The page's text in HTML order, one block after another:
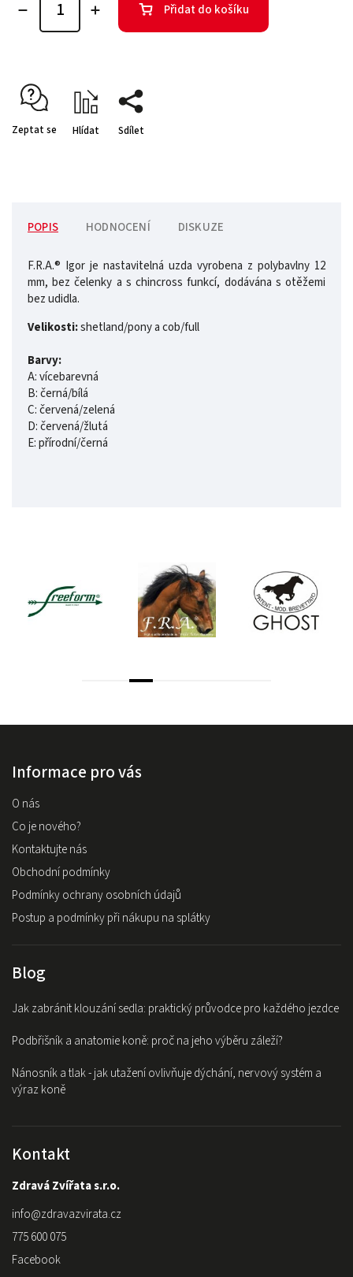
Přidat do košíku
Zeptat se Hlídat Sdílet
POPIS HODNOCENÍ DISKUZE
F.R.A.® Igor je nastavitelná uzda vyrobena z polybavlny 12
mm, bez čelenky a s chincross funkcí, dodávána s otěžemi
bez udidla.
Velikosti:shetland/pony a cob/full
Barvy:
A: vícebarevná
B: černá/bílá
C: červená/zelená
D: červená/žlutá
E: přírodní/černá
Informace pro vás
O nás
Co je nového?
Kontaktujte nás
Obchodní podmínky
Podmínky ochrany osobních údajů
Postup a podmínky při nákupu na splátky
Blog
Jak zabránit klouzání sedla: praktický průvodce pro každého jezdce
Podbřišník a anatomie koně: proč na jeho výběru záleží?
Nánosník a tlak - jak utažení ovlivňuje dýchání, nervový systém a
výraz koně
Kontakt
Zdravá Zvířata s.r.o.
info@zdravazvirata.cz
775 600 075
Facebook